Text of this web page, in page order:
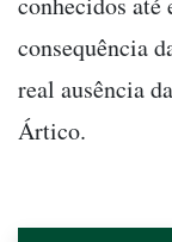
consequência
real ausência
Ártico.